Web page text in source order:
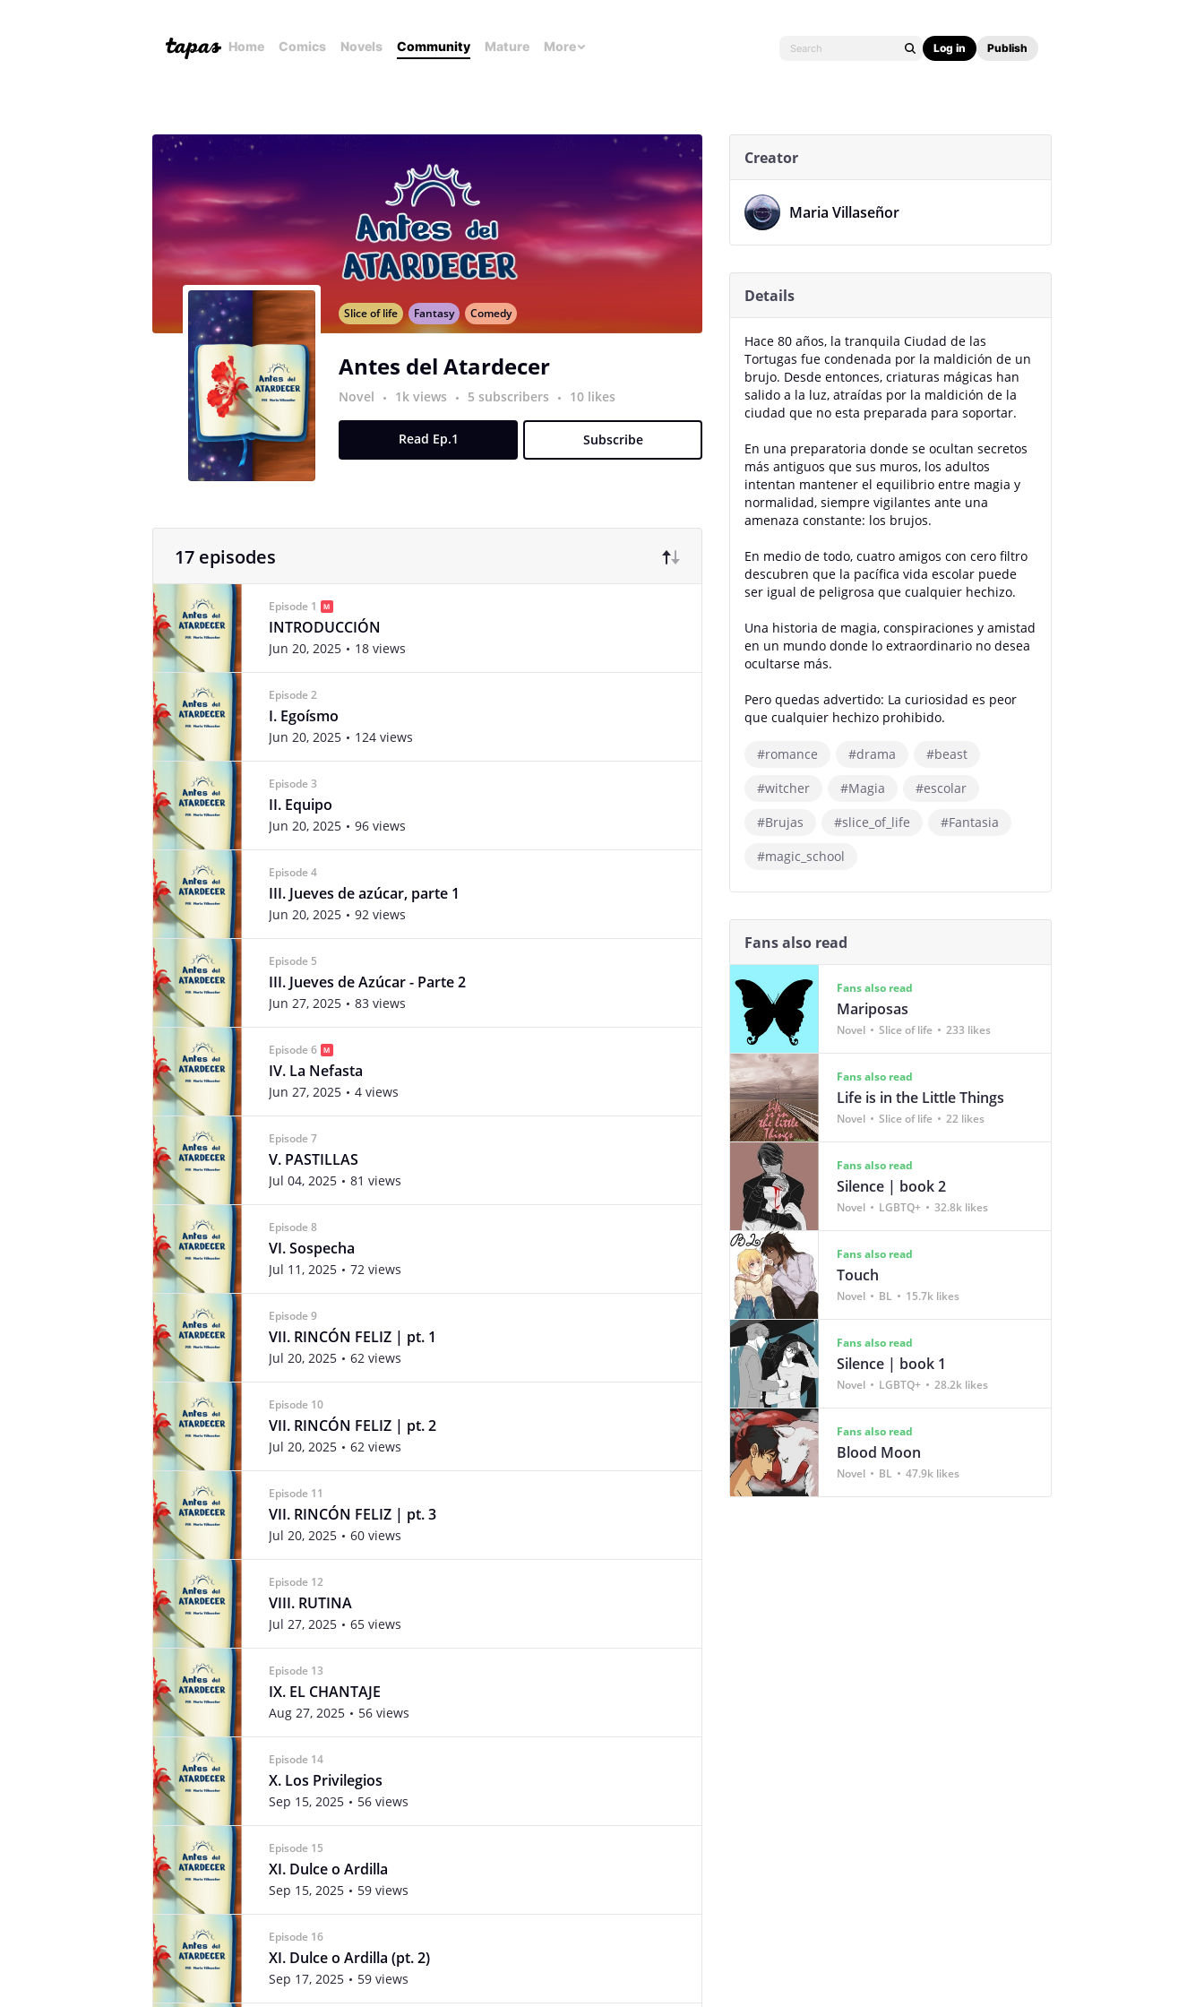
Home Comics Novels Community Mature More Log in Publish
Slice of life Fantasy Comedy
Antes del Atardecer
Novel 1k views 5 subscribers 10 likes
Read Ep.1 Subscribe
17 episodes
Episode 1
INTRODUCCIÓN
Jun 20, 2025 18 views
Episode 2
I. Egoísmo
Jun 20, 2025 124 views
Episode 3
II. Equipo
Jun 20, 2025 96 views
Episode 4
III. Jueves de azúcar, parte 1
Jun 20, 2025 92 views
Episode 5
III. Jueves de Azúcar - Parte 2
Jun 27, 2025 83 views
Episode 6
IV. La Nefasta
Jun 27, 2025 4 views
Episode 7
V. PASTILLAS
Jul 04, 2025 81 views
Episode 8
VI. Sospecha
Jul 11, 2025 72 views
Episode 9
VII. RINCÓN FELIZ | pt. 1
Jul 20, 2025 62 views
Episode 10
VII. RINCÓN FELIZ | pt. 2
Jul 20, 2025 62 views
Episode 11
VII. RINCÓN FELIZ | pt. 3
Jul 20, 2025 60 views
Episode 12
VIII. RUTINA
Jul 27, 2025 65 views
Episode 13
IX. EL CHANTAJE
Aug 27, 2025 56 views
Episode 14
X. Los Privilegios
Sep 15, 2025 56 views
Episode 15
XI. Dulce o Ardilla
Sep 15, 2025 59 views
Episode 16
XI. Dulce o Ardilla (pt. 2)
Sep 17, 2025 59 views
Creator
Maria Villaseñor
Details
Hace 80 años, la tranquila Ciudad de las
Tortugas fue condenada por la maldición de un
brujo. Desde entonces, criaturas mágicas han
salido a la luz, atraídas por la maldición de la
ciudad que no esta preparada para soportar.
En una preparatoria donde se ocultan secretos
más antiguos que sus muros, los adultos
intentan mantener el equilibrio entre magia y
normalidad, siempre vigilantes ante una
amenaza constante: los brujos.
En medio de todo, cuatro amigos con cero filtro
descubren que la pacífica vida escolar puede
ser igual de peligrosa que cualquier hechizo.
Una historia de magia, conspiraciones y amistad
en un mundo donde lo extraordinario no desea
ocultarse más.
Pero quedas advertido: La curiosidad es peor
que cualquier hechizo prohibido.
#romance #drama
#beast
#witcher
#Magia
#escolar
#Brujas
#slice_of_life
#Fantasia
#magic_school
Fans also read
Fans also read
Mariposas
Novel Slice of life 233 likes
Fans also read
Life is in the Little Things
Novel Slice of life 22 likes
Fans also read
Silence | book 2
Novel LGBTQ+ 32.8k likes
Fans also read
Touch
Novel BL 15.7k likes
Fans also read
Silence | book 1
Novel LGBTQ+ 28.2k likes
Fans also read
Blood Moon
Novel BL 47.9k likes